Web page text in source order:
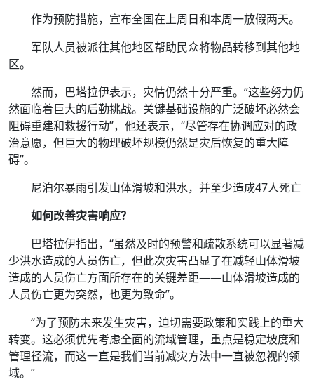
作为预防措施，宣布全国在上周日和本周一放假两天。
军队人员被派往其他地区帮助民众将物品转移到其他地
区。
然而，巴塔拉伊表示，灾情仍然十分严重。“这些努力仍
然面临着巨大的后勤挑战。关键基础设施的广泛破坏必然会
阻碍重建和救援行动”，他还表示，“尽管存在协调应对的政
治意愿，但巨大的物理破坏规模仍然是灾后恢复的重大障
碍”。
尼泊尔暴雨引发山体滑坡和洪水，并至少造成47人死亡
如何改善灾害响应？
巴塔拉伊指出，“虽然及时的预警和疏散系统可以显著减
少洪水造成的人员伤亡，但此次灾害凸显了在减轻山体滑坡
造成的人员伤亡方面所存在的关键差距——山体滑坡造成的
人员伤亡更为突然，也更为致命”。
“为了预防未来发生灾害，迫切需要政策和实践上的重大
转变。这必须优先考虑全面的流域管理，重点是稳定坡度和
管理径流，而这一直是我们当前减灾方法中一直被忽视的领
域。”